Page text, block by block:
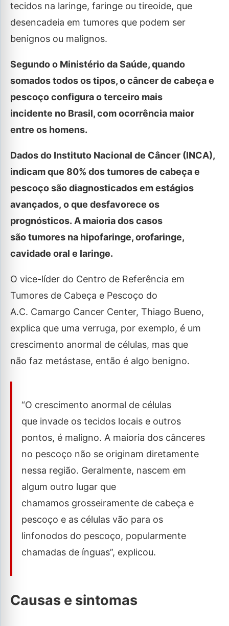
tecidos na laringe, faringe ou tireoide, que
desencadeia em tumores que podem ser
benignos ou malignos.
Segundo o Ministério da Saúde, quando
somados todos os tipos, o câncer de cabeça e
pescoço configura o terceiro mais
incidente no Brasil, com ocorrência maior
entre os homens.
Dados do Instituto Nacional de Câncer (INCA),
indicam que 80% dos tumores de cabeça e
pescoço são diagnosticados em estágios
avançados, o que desfavorece os
prognósticos. A maioria dos casos
são tumores na hipofaringe, orofaringe,
cavidade oral e laringe.
O vice-líder do Centro de Referência em
Tumores de Cabeça e Pescoço do
A.C. Camargo Cancer Center, Thiago Bueno,
explica que uma verruga, por exemplo, é um
crescimento anormal de células, mas que
não faz metástase, então é algo benigno.
“O crescimento anormal de células
que invade os tecidos locais e outros
pontos, é maligno. A maioria dos cânceres
no pescoço não se originam diretamente
nessa região. Geralmente, nascem em
algum outro lugar que
chamamos grosseiramente de cabeça e
pescoço e as células vão para os
linfonodos do pescoço, popularmente
chamadas de ínguas”, explicou.
Causas e sintomas